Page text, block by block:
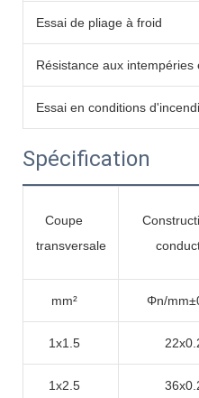
Essai de pliage à froid
Résistance aux intempéries
Essai en conditions
Spécification
Coupe
transversale
mm² Φn/
1x1.5
1x2.5